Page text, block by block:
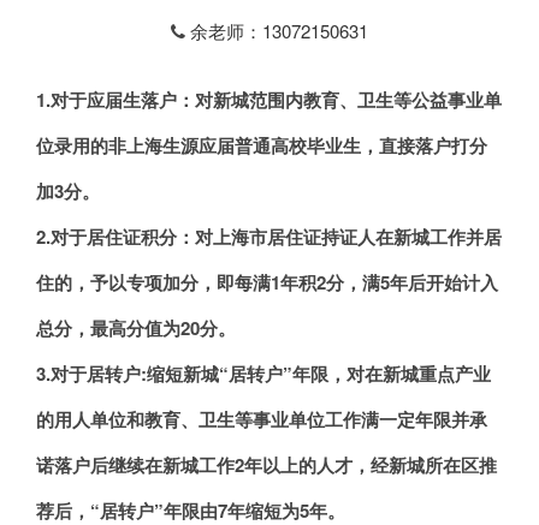
余老师：13072150631
1.对于应届生落户： 对新城范围内教育、卫生等公益事业单
位录用的非上海生源应届普通高校毕业生，直接落户打分
加3分。
2.对于居住证积分： 对上海市居住证持证人在新城工作并居
住的，予以专项加分，即每满1年积2分，满5年后开始计入
总分，最高分值为20分。
3.对于居转户:缩短新城“居转户”年限，对在新城重点产业
的用人单位和教育、卫生等事业单位工作满一定年限并承
诺落户后继续在新城工作2年以上的人才，经新城所在区推
荐后， “居转户”年限由7年缩短为5年。